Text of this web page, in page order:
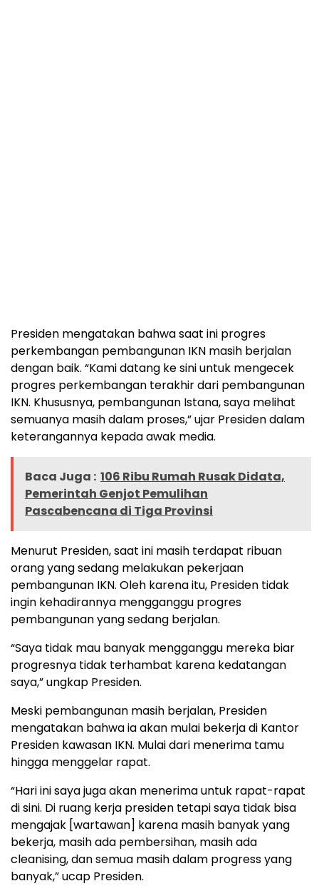
Presiden mengatakan bahwa saat ini progres
perkembangan pembangunan IKN masih berjalan
dengan baik. “Kami datang ke sini untuk mengecek
progres perkembangan terakhir dari pembangunan
IKN. Khususnya, pembangunan Istana, saya melihat
semuanya masih dalam proses,” ujar Presiden dalam
keterangannya kepada awak media.
Baca Juga : 106 Ribu Rumah Rusak Didata,
Pemerintah Genjot Pemulihan
Pascabencana di Tiga Provinsi
Menurut Presiden, saat ini masih terdapat ribuan
orang yang sedang melakukan pekerjaan
pembangunan IKN. Oleh karena itu, Presiden tidak
ingin kehadirannya mengganggu progres
pembangunan yang sedang berjalan.
“Saya tidak mau banyak mengganggu mereka biar
progresnya tidak terhambat karena kedatangan
saya,” ungkap Presiden.
Meski pembangunan masih berjalan, Presiden
mengatakan bahwa ia akan mulai bekerja di Kantor
Presiden kawasan IKN. Mulai dari menerima tamu
hingga menggelar rapat.
“Hari ini saya juga akan menerima untuk rapat-rapat
di sini. Di ruang kerja presiden tetapi saya tidak bisa
mengajak [wartawan] karena masih banyak yang
bekerja, masih ada pembersihan, masih ada
cleanising, dan semua masih dalam progress yang
banyak,” ucap Presiden.